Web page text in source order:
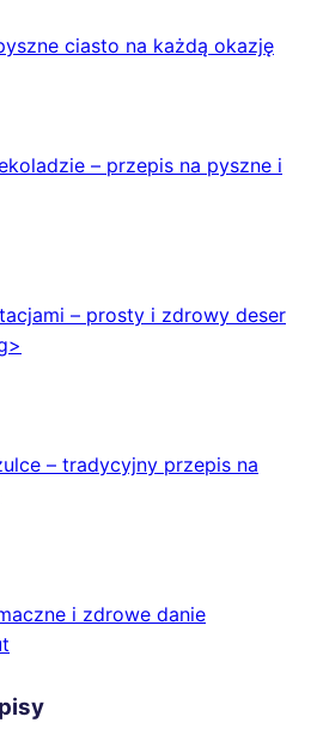
ciasto na każdą okazję
– przepis na pyszne i
– prosty i zdrowy deser
– tradycyjny przepis na
i zdrowe danie